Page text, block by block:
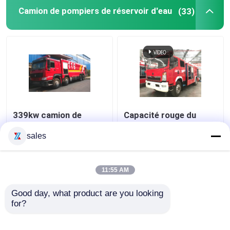
Véhicule d'urgence d'ingénierie
Camion de pompiers de réservoir d'eau (33)
339kw camion de
d'eau de 25 tonnes
Contact
Capacité rouge du
pulvérisation
polyvalente de route
Contact
sales
11:55 AM
Good day, what product are you looking
for?